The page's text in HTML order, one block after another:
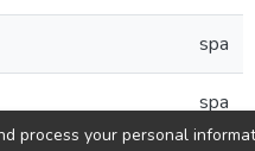
spa
spa
process your personal